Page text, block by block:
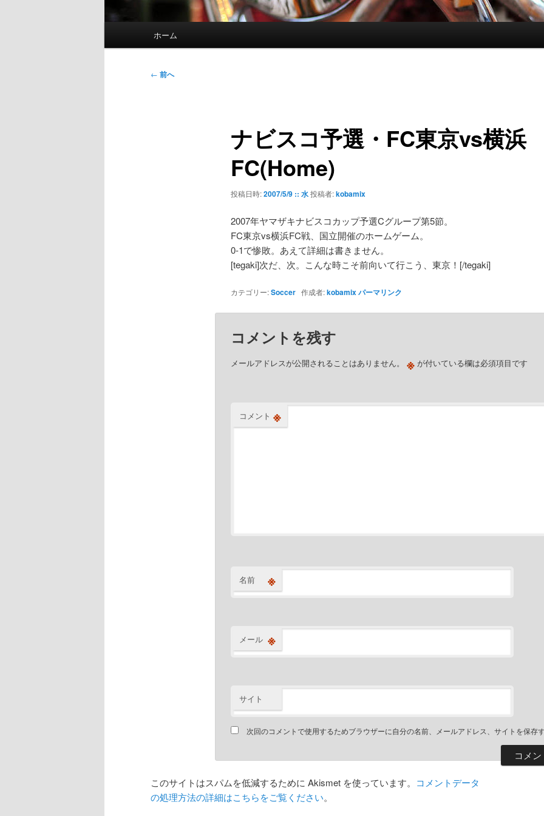
ホーム
投
← 前へ
ナビスコ予選・FC東京vs横浜
FC(Home)
投稿日時:2007/5/9 :: 水投稿者:kobamix
2007年ヤマザキナビスコカップ予選Cグループ第5節。
FC東京vs横浜FC戦、国立開催のホームゲーム。
0-1で惨敗。あえて詳細は書きません。
[tegaki]次だ、次。こんな時こそ前向いて行こう、東京！[/tegaki]
カテゴリー:Soccer作成者:kobamixパーマリンク
コメントを残す
メールアドレスが公開されることはありません。 ※が付いている欄は必須項目です
コメント ※
名前 ※
メール ※
サイト
次回のコメントで使用するためブラウザーに自分の名前、メールアドレス、サイトを保存
このサイトはスパムを低減するために Akismet を使っています。 コメントデータ
の処理方法の詳細はこちらをご覧ください。